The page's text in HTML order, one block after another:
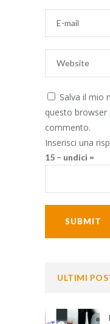
Salva il mio
questo browser
commento.
Inserisci una
15 − undici =
ULTIMI